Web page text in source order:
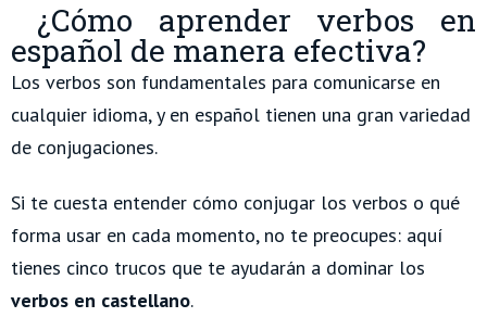
¿Cómo aprender verbos en
español de manera efectiva?
Los verbos son fundamentales para comunicarse en
cualquier idioma, y en español tienen una gran variedad
de conjugaciones.
Si te cuesta entender cómo conjugar los verbos o qué
forma usar en cada momento, no te preocupes: aquí
tienes cinco trucos que te ayudarán a dominar los
verbos en castellano.